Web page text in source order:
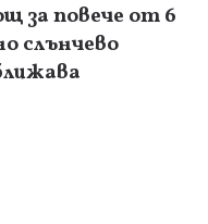
за повече от 6
слънчево